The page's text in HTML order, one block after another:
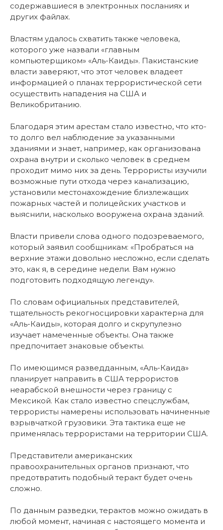
содержавшиеся в электронных посланиях и
других файлах.
Властям удалось схватить также человека,
которого уже назвали «главным
компьютерщиком» «Аль-Каиды». Пакистанские
власти заверяют, что этот человек владеет
информацией о планах террористической сети
осуществить нападения на США и
Великобританию.
Благодаря этим арестам стало известно, что кто-
то долго вел наблюдение за указанными
зданиями и знает, например, как организована
охрана внутри и сколько человек в среднем
проходит мимо них за день. Террористы изучили
возможные пути отхода через канализацию,
установили местонахождение близлежащих
пожарных частей и полицейских участков и
выяснили, насколько вооружена охрана зданий.
Власти привели слова одного подозреваемого,
который заявил сообщникам: «Пробраться на
верхние этажи довольно несложно, если сделать
это, как я, в середине недели. Вам нужно
подготовить подходящую легенду».
По словам официальных представителей,
тщательность рекогносцировки характерна для
«Аль-Каиды», которая долго и скрупулезно
изучает намеченные объекты. Она также
предпочитает знаковые объекты.
По имеющимся разведданным, «Аль-Каида»
планирует направить в США террористов
неарабской внешности через границу с
Мексикой. Как стало известно спецслужбам,
террористы намерены использовать начиненные
взрывчаткой грузовики. Эта тактика еще не
применялась террористами на территории США.
Представители американских
правоохранительных органов признают, что
предотвратить подобный теракт будет очень
сложно.
По данным разведки, терактов можно ожидать в
любой момент, начиная с настоящего момента и